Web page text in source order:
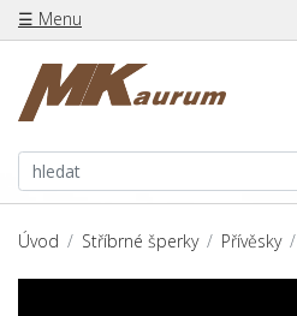
☰ Menu
Úvod Stříbrné šperky Přívěsky